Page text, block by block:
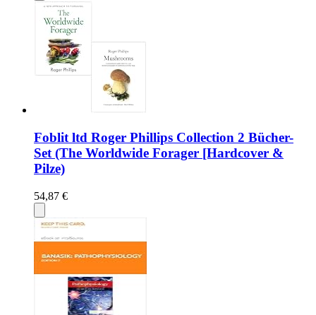
Foblit ltd Roger Phillips Collection 2 Bücher-
Set (The Worldwide Forager [Hardcover &
Pilze)
54,87 €